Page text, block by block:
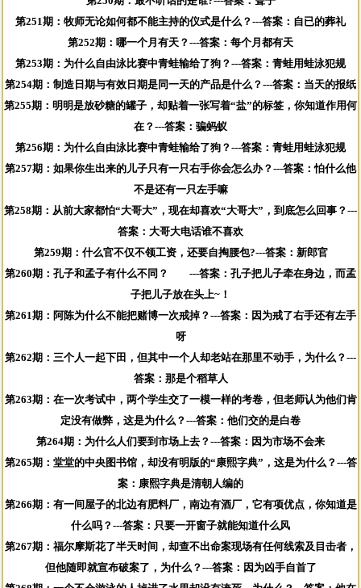
第251期：牧师无论如何都不能主持的仪式是什么？---答案：自已的葬礼
第252期：哪一个月有天？---答案：每个月都有天
第253期：为什么自由泳比赛中青蛙输给了狗？---答案：青蛙用蛙泳犯规
第254期：制造日期与有效日期是同一天的产品是什么？---答案：当天的报纸
第255期：明明是放砂糖的罐子，却贴着一张写着“盐”的标签，你知道作用何
在？---答案：骗蚂蚁
第256期：为什么自由泳比赛中青蛙输给了狗？---答案：青蛙用蛙泳犯规
第257期：如果你生出来的儿子只有一只右手你会怎么办？---答案：怕什么他
不是还有一只左手嘛
第258期：从前大家都怕“大哥大”，现在却喜欢“大哥大”，到底怎么回事？---
答案：大哥大电话谁不喜欢
第259期：什么官不仅不领工资，还要自掏腰包?---答案：新郎官
第260期：孔子和孟子有什么不同？ ---答案：孔子把儿子牵在身边，而孟
子把儿子放在头上~！
第261期：阿陈为什么不能把赌博一次戒掉？---答案：因为戒了右手还有左手
呀
第262期：三个人一起下田，但其中一个人却老站在那里不动手，为什么？---
答案：那是个稻草人
第263期：在一次考试中，两个学生交了一模一样的考卷，但老师认为他们肯
定没有做弊，这是为什么？---答案：他们交的是白卷
第264期：为什么人们要到市场上去？---答案：因为市场不会来
第265期：堂堂的中央图书馆，却没有明版的“康熙字典”，这是为什么？---答
案：康熙字典是清朝人编的
第266期：有一间屋子的北边有肥料厂，南边有酒厂，它有项优点，你知道是
什么吗？---答案：只要一开窗子就能知道什么风
第267期：福尔摩斯花了半天时间，却查不出命案现场有任何线索及目击者，
但他随即就宣布破案了，为什么？---答案：因为凶手自首了